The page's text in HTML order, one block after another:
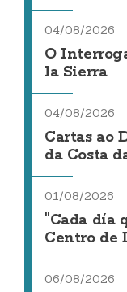
04/08/2026
O
la Sierra
04/08/2026
Cartas ao
da Costa
01/08/2026
"Cada día
Centro de
06/08/2026